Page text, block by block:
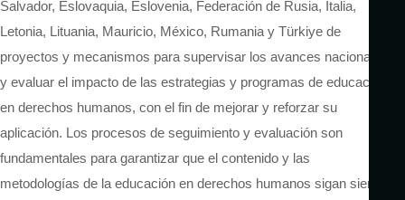
Salvador, Eslovaquia, Eslovenia, Federación de Rusia, Italia,
Letonia, Lituania, Mauricio, México, Rumania y Türkiye de
proyectos y mecanismos para supervisar los avances nacionales
y evaluar el impacto de las estrategias y programas de educación
en derechos humanos, con el fin de mejorar y reforzar su
aplicación. Los procesos de seguimiento y evaluación son
fundamentales para garantizar que el contenido y las
metodologías de la educación en derechos humanos sigan siendo